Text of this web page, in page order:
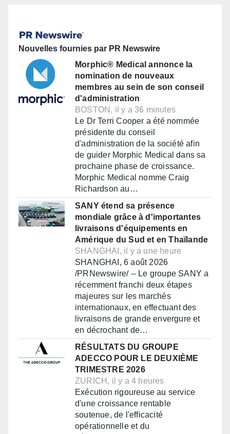
Nouvelles fournies par PR Newswire
Morphic® Medical annonce la
nomination de nouveaux
membres au sein de son conseil
d'administration
BOSTON, il y a 36 minutes
Le Dr Terri Cooper a été nommée
présidente du conseil
d'administration de la société afin
de guider Morphic Medical dans sa
prochaine phase de croissance.
Morphic Medical nomme Craig
Richardson au…
SANY étend sa présence
mondiale grâce à d'importantes
livraisons d'équipements en
Amérique du Sud et en Thaïlande
SHANGHAI, il y a une heure
SHANGHAI, 6 août 2026
/PRNewswire/ -- Le groupe SANY a
récemment franchi deux étapes
majeures sur les marchés
internationaux, en effectuant des
livraisons de grande envergure et
en décrochant de…
RÉSULTATS DU GROUPE
ADECCO POUR LE DEUXIÈME
TRIMESTRE 2026
ZURICH, il y a 4 heures
Exécution rigoureuse au service
d'une croissance rentable
soutenue, de l'efficacité
opérationnelle et du